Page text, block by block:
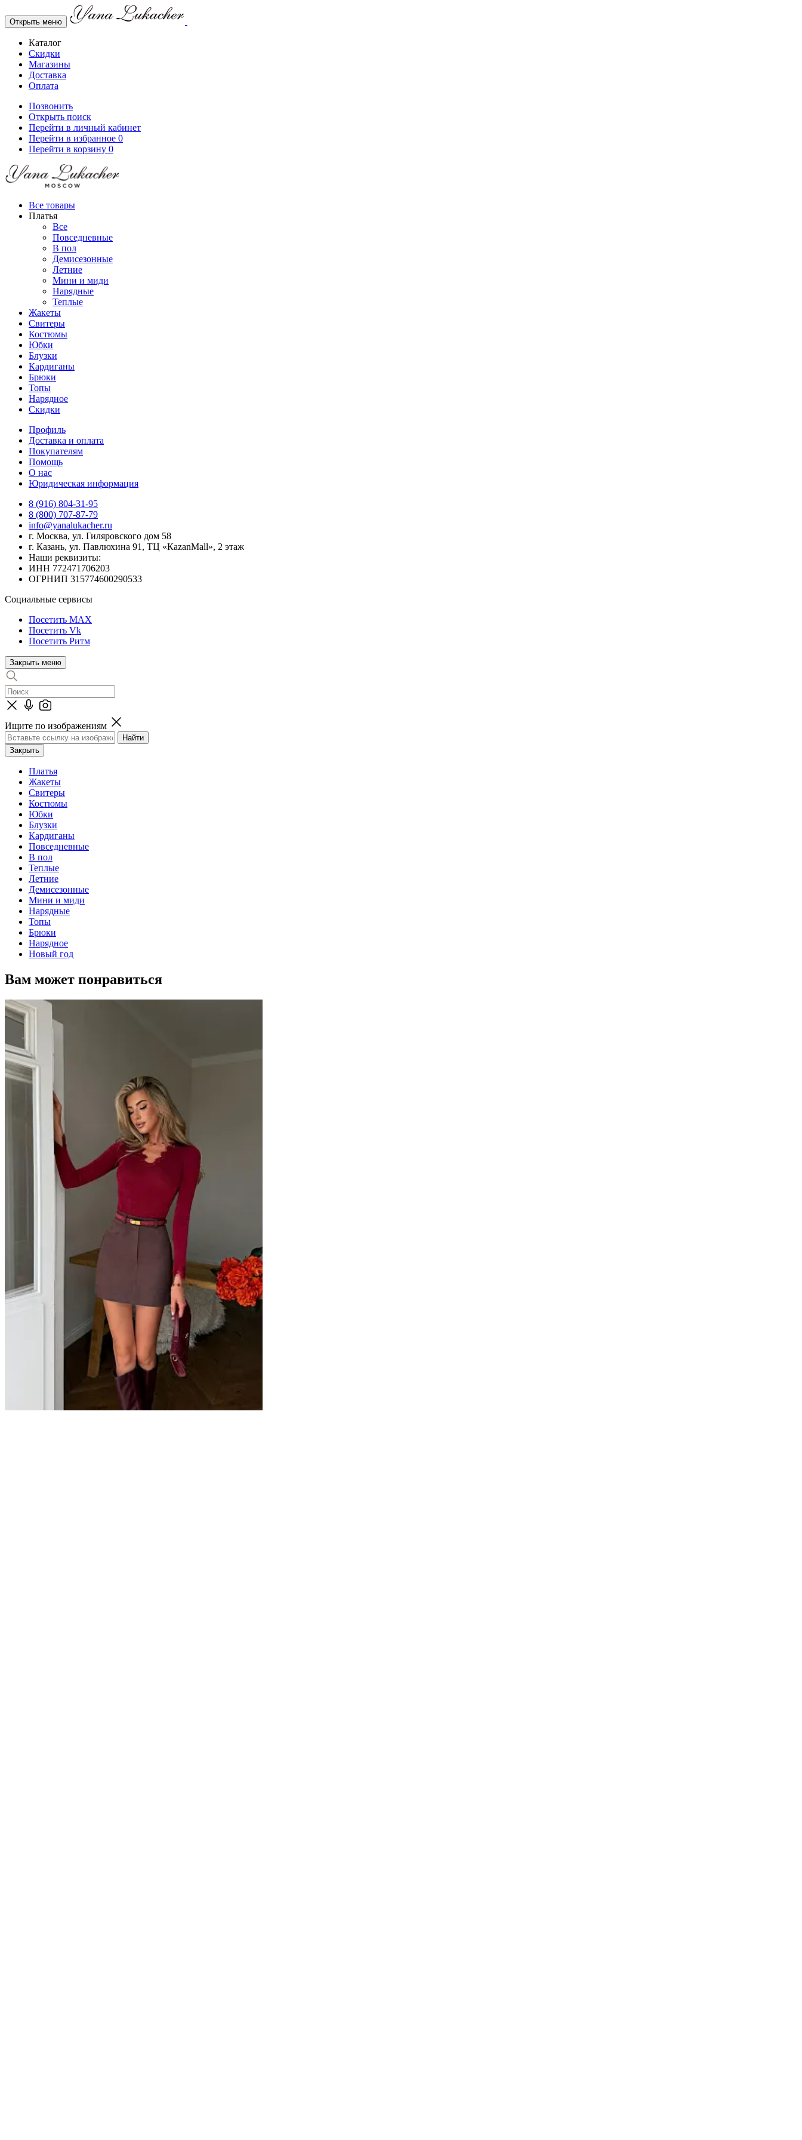
Открыть меню
Каталог
Скидки
Магазины
Доставка
Оплата
Позвонить
Открыть поиск
Перейти в личный кабинет
Перейти в избранное 0
Перейти в корзину 0
Все товары
Платья
Все
Повседневные
В пол
Демисезонные
Летние
Мини и миди
Нарядные
Теплые
Жакеты
Свитеры
Костюмы
Юбки
Блузки
Кардиганы
Брюки
Топы
Нарядное
Скидки
Профиль
Доставка и оплата
Покупателям
Помощь
О нас
Юридическая информация
8 (916) 804-31-95
8 (800) 707-87-79
info@yanalukacher.ru
г. Москва, ул. Гиляровского дом 58
г. Казань, ул. Павлюхина 91, ТЦ «КazanMall», 2 этаж
Наши реквизиты:
ИНН 772471706203
ОГРНИП 315774600290533
Социальные сервисы
Посетить MAX
Посетить Vk
Посетить Ритм
Закрыть меню
Ищите по изображениям
Закрыть
Платья
Жакеты
Свитеры
Костюмы
Юбки
Блузки
Кардиганы
Повседневные
В пол
Теплые
Летние
Демисезонные
Мини и миди
Нарядные
Топы
Брюки
Нарядное
Новый год
Вам может понравиться